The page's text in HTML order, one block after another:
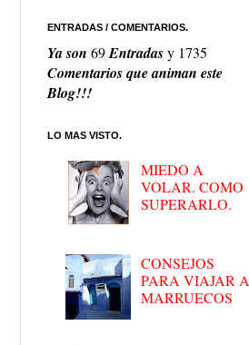
ENTRADAS / COMENTARIOS.
Ya son 69Entradasy 1735
Comentarios que animan este
Blog!!!
LO MAS VISTO.
MIEDO A
VOLAR. COMO
SUPERARLO.
CONSEJOS
PARA VIAJAR A
MARRUECOS